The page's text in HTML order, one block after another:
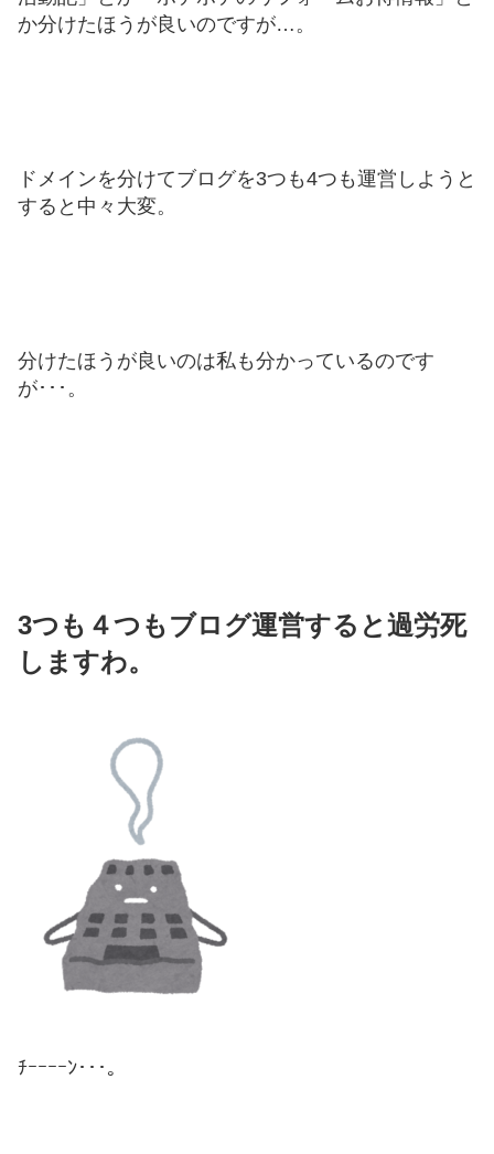
か分けたほうが良いのですが…。
ドメインを分けてブログを3つも4つも運営しようと
すると中々大変。
分けたほうが良いのは私も分かっているのです
が･･･。
3つも４つもブログ運営すると過労死
しますわ。
ﾁｰｰｰｰﾝ･･･。